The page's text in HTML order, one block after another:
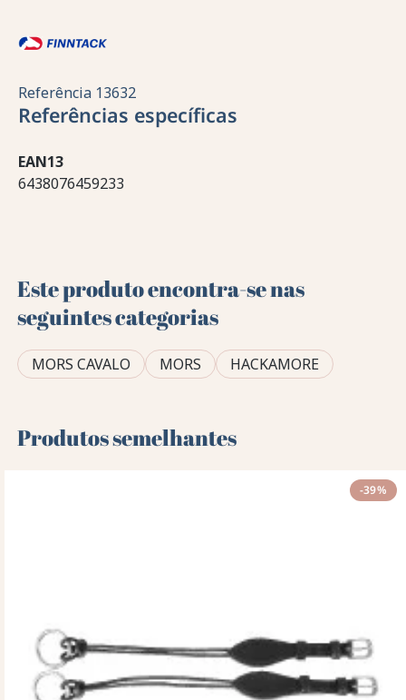
Referência 13632
Referências específicas
EAN13
6438076459233
Este produto encontra-se nas
seguintes categorias
MORS CAVALO MORS HACKAMORE
Produtos semelhantes
-39%